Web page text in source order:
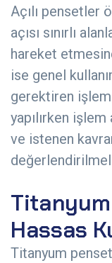
Açılı pensetler
açısı sınırlı
hareket
ise genel
gerektiren
yapılırken işlem
ve istenen
Hassas
Titanyum